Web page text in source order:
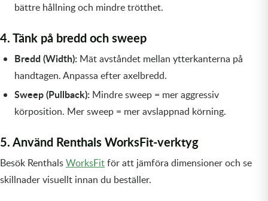
bättre hållning och mindre trötthet.
4. Tänk på bredd och sweep
Bredd (Width): Mät avståndet mellan ytterkanterna på
handtagen. Anpassa efter axelbredd.
Sweep (Pullback): Mindre sweep = mer aggressiv
körposition. Mer sweep = mer avslappnad körning.
5. Använd Renthals WorksFit-verktyg
Besök RenthalsWorksFitför att jämföra dimensioner och se
skillnader visuellt innan du beställer.